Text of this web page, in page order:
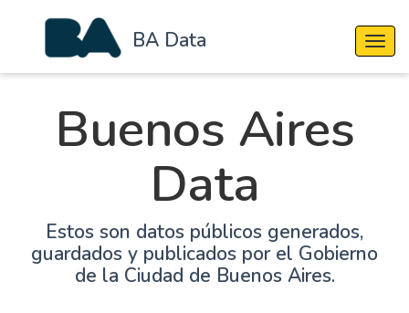
BA Data
Buenos Aires
Data
Estos son datos públicos generados,
guardados y publicados por el Gobierno
de la Ciudad de Buenos Aires.